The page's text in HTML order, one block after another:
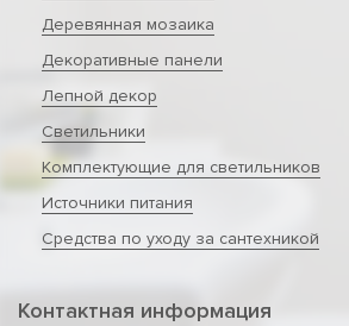
Деревянная мозаика
Декоративные панели
Лепной декор
Светильники
Комплектующие для светильников
Источники питания
Средства по уходу за сантехникой
Контактная информация